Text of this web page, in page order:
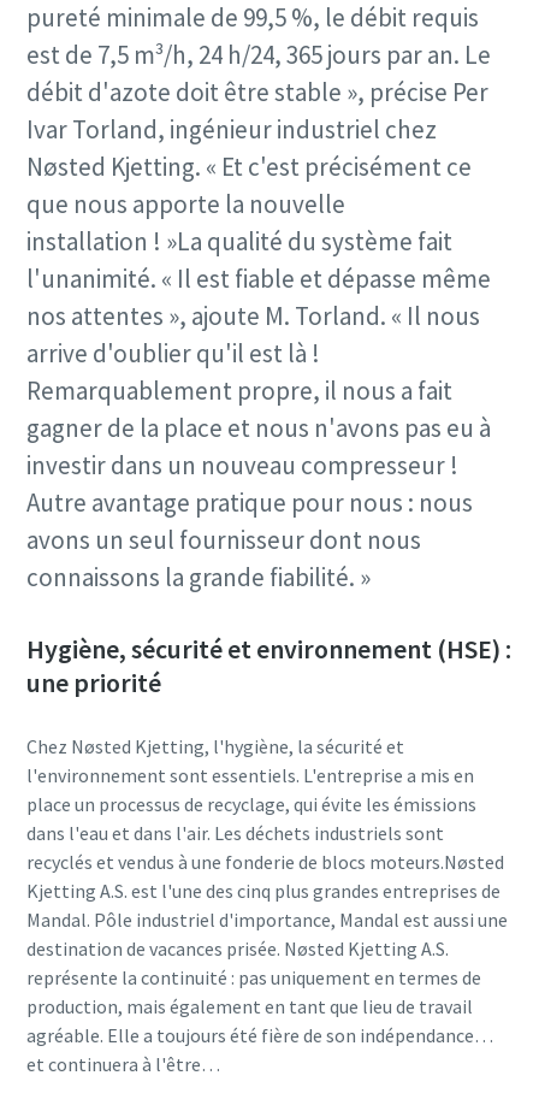
pureté minimale de 99,5 %, le débit requis
est de 7,5 m³/h, 24 h/24, 365 jours par an. Le
débit d'azote doit être stable », précise Per
Ivar Torland, ingénieur industriel chez
Nøsted Kjetting. « Et c'est précisément ce
que nous apporte la nouvelle
installation ! »La qualité du système fait
l'unanimité. « Il est fiable et dépasse même
nos attentes », ajoute M. Torland. « Il nous
arrive d'oublier qu'il est là !
Remarquablement propre, il nous a fait
gagner de la place et nous n'avons pas eu à
investir dans un nouveau compresseur !
Autre avantage pratique pour nous : nous
avons un seul fournisseur dont nous
connaissons la grande fiabilité. »
Hygiène, sécurité et environnement (HSE) :
une priorité
Chez Nøsted Kjetting, l'hygiène, la sécurité et
l'environnement sont essentiels. L'entreprise a mis en
place un processus de recyclage, qui évite les émissions
dans l'eau et dans l'air. Les déchets industriels sont
recyclés et vendus à une fonderie de blocs moteurs.Nøsted
Kjetting A.S. est l'une des cinq plus grandes entreprises de
Mandal. Pôle industriel d'importance, Mandal est aussi une
destination de vacances prisée. Nøsted Kjetting A.S.
représente la continuité : pas uniquement en termes de
production, mais également en tant que lieu de travail
agréable. Elle a toujours été fière de son indépendance…
et continuera à l'être…